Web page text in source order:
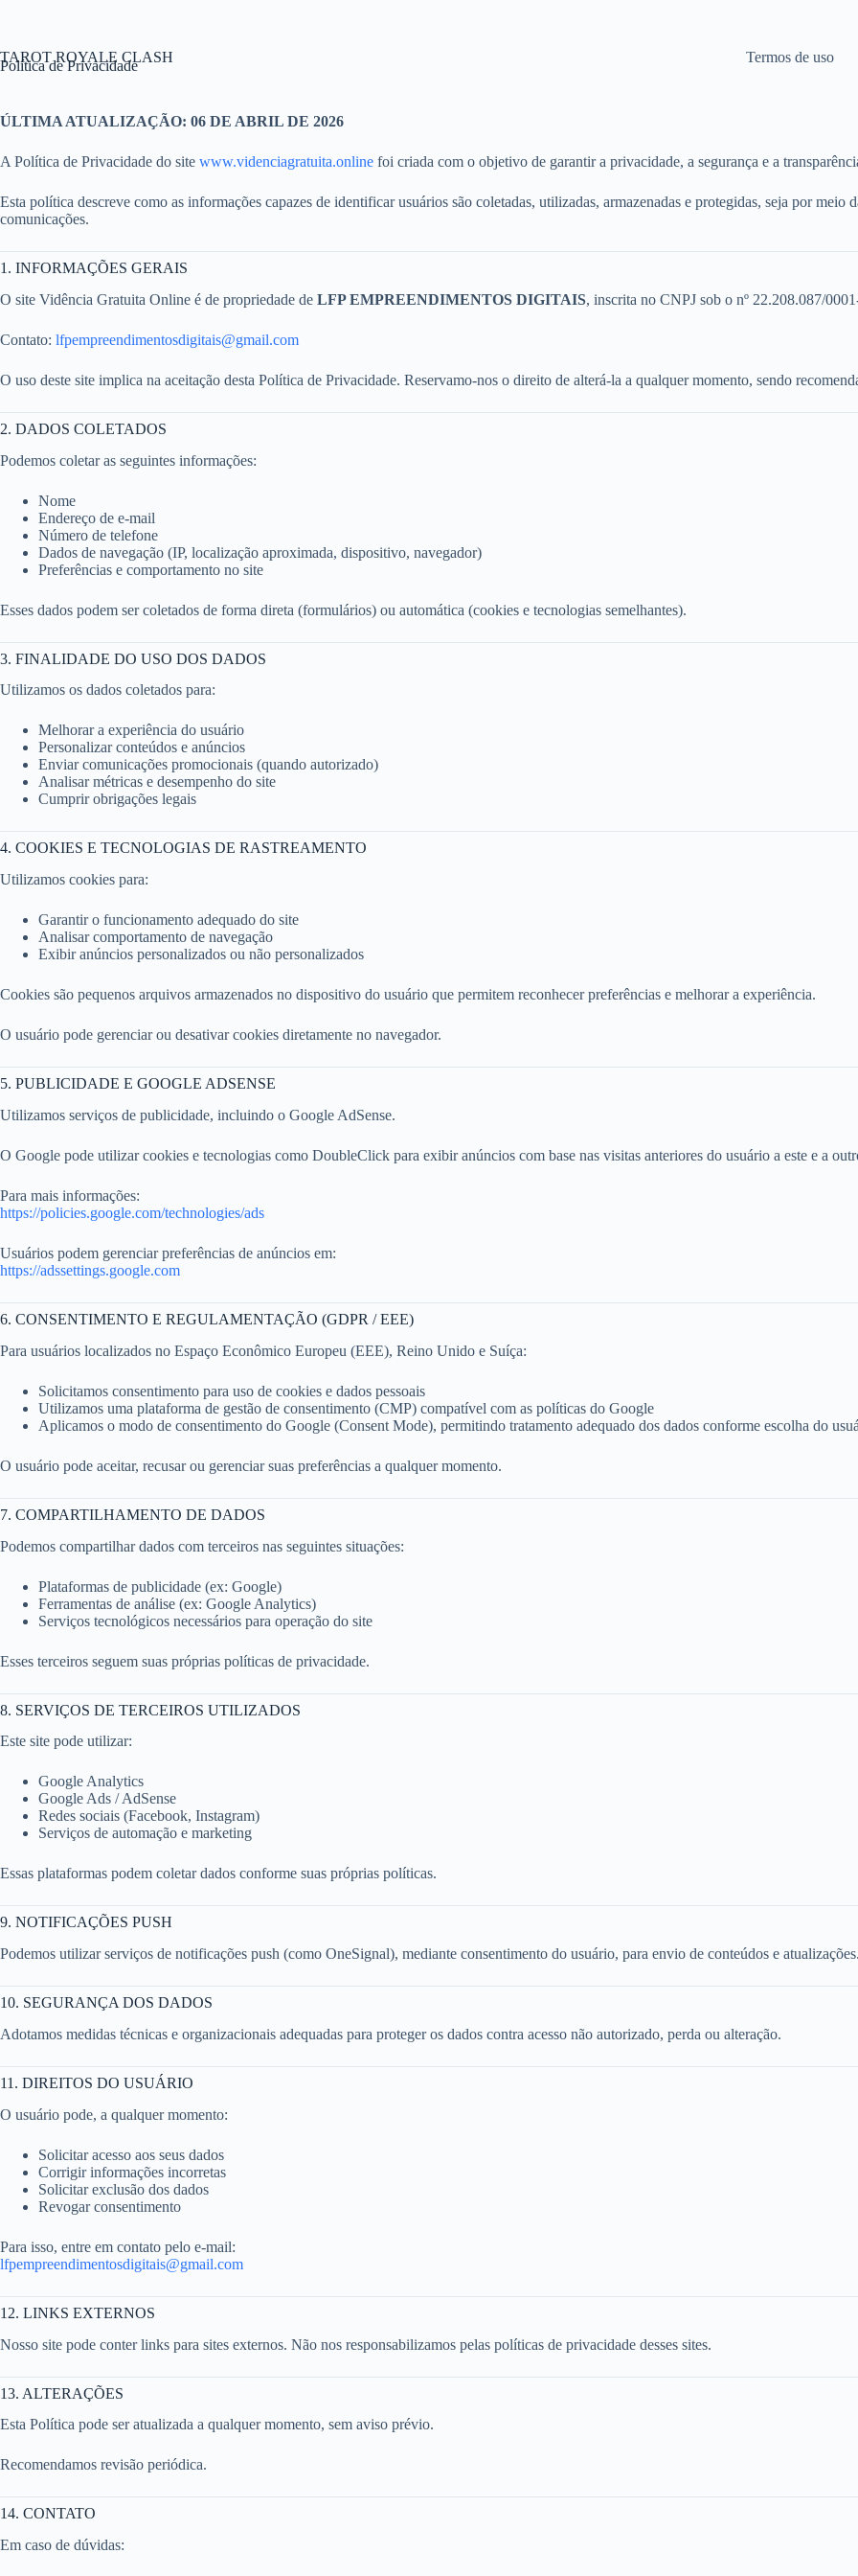
conteúdo
TAROT ROYALE CLASH Termos de uso
Política de Privacidade
ÚLTIMA ATUALIZAÇÃO: 06 DE ABRIL DE 2026
A Política de Privacidade do site www.videnciagratuita.online foi criada com o objetivo de garantir a privacidade, a segurança e a
Esta política descreve como as informações capazes de identificar usuários são coletadas, utilizadas, armazenadas e protegidas, seja por
comunicações.
1. INFORMAÇÕES GERAIS
O site Vidência Gratuita Online é de propriedade de LFP EMPREENDIMENTOS DIGITAIS, inscrita no CNPJ sob o nº 22.208.087/
Contato: lfpempreendimentosdigitais@gmail.com
O uso deste site implica na aceitação desta Política de Privacidade. Reservamo-nos o direito de alterá-la a qualquer momento, sendo
2. DADOS COLETADOS
Podemos coletar as seguintes informações:
Nome
Endereço de e-mail
Número de telefone
Dados de navegação (IP, localização aproximada, dispositivo, navegador)
Preferências e comportamento no site
Esses dados podem ser coletados de forma direta (formulários) ou automática (cookies e tecnologias semelhantes).
3. FINALIDADE DO USO DOS DADOS
Utilizamos os dados coletados para:
Melhorar a experiência do usuário
Personalizar conteúdos e anúncios
Enviar comunicações promocionais (quando autorizado)
Analisar métricas e desempenho do site
Cumprir obrigações legais
4. COOKIES E TECNOLOGIAS DE RASTREAMENTO
Utilizamos cookies para:
Garantir o funcionamento adequado do site
Analisar comportamento de navegação
Exibir anúncios personalizados ou não personalizados
Cookies são pequenos arquivos armazenados no dispositivo do usuário que permitem reconhecer preferências e melhorar a experiência.
O usuário pode gerenciar ou desativar cookies diretamente no navegador.
5. PUBLICIDADE E GOOGLE ADSENSE
Utilizamos serviços de publicidade, incluindo o Google AdSense.
O Google pode utilizar cookies e tecnologias como DoubleClick para exibir anúncios com base nas visitas anteriores do usuário a este e a
Para mais informações:
https://policies.google.com/technologies/ads
Usuários podem gerenciar preferências de anúncios em:
https://adssettings.google.com
6. CONSENTIMENTO E REGULAMENTAÇÃO (GDPR / EEE)
Para usuários localizados no Espaço Econômico Europeu (EEE), Reino Unido e Suíça:
Solicitamos consentimento para uso de cookies e dados pessoais
Utilizamos uma plataforma de gestão de consentimento (CMP) compatível com as políticas do Google
Aplicamos o modo de consentimento do Google (Consent Mode), permitindo tratamento adequado dos dados conforme escolha do
O usuário pode aceitar, recusar ou gerenciar suas preferências a qualquer momento.
7. COMPARTILHAMENTO DE DADOS
Podemos compartilhar dados com terceiros nas seguintes situações:
Plataformas de publicidade (ex: Google)
Ferramentas de análise (ex: Google Analytics)
Serviços tecnológicos necessários para operação do site
Esses terceiros seguem suas próprias políticas de privacidade.
8. SERVIÇOS DE TERCEIROS UTILIZADOS
Este site pode utilizar:
Google Analytics
Google Ads / AdSense
Redes sociais (Facebook, Instagram)
Serviços de automação e marketing
Essas plataformas podem coletar dados conforme suas próprias políticas.
9. NOTIFICAÇÕES PUSH
Podemos utilizar serviços de notificações push (como OneSignal), mediante consentimento do usuário, para envio de conteúdos e
10. SEGURANÇA DOS DADOS
Adotamos medidas técnicas e organizacionais adequadas para proteger os dados contra acesso não autorizado, perda ou alteração.
11. DIREITOS DO USUÁRIO
O usuário pode, a qualquer momento:
Solicitar acesso aos seus dados
Corrigir informações incorretas
Solicitar exclusão dos dados
Revogar consentimento
Para isso, entre em contato pelo e-mail:
lfpempreendimentosdigitais@gmail.com
12. LINKS EXTERNOS
Nosso site pode conter links para sites externos. Não nos responsabilizamos pelas políticas de privacidade desses sites.
13. ALTERAÇÕES
Esta Política pode ser atualizada a qualquer momento, sem aviso prévio.
Recomendamos revisão periódica.
14. CONTATO
Em caso de dúvidas: